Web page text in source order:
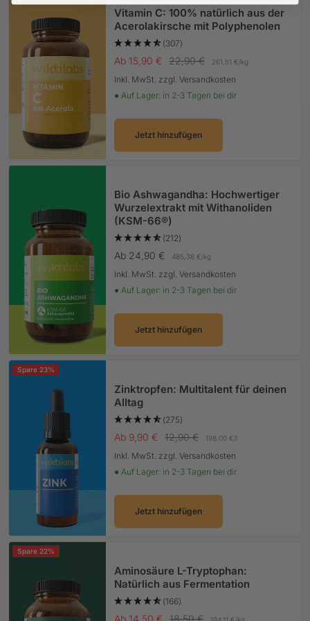
Vitamin C: 100% natürlich aus der
Acerolakirsche mit Polyphenolen
(307)
Angebotspreis
Ab 15,90 € Regulärer Preis
22,90 € 261,51 €/kg
Inkl. MwSt. zzgl. Versandkosten
● Auf Lager: in 2-3 Tagen bei dir
Jetzt hinzufügen
Bio Ashwagandha: Hochwertiger
Wurzelextrakt mit Withanoliden
(KSM-66®)
(212)
Angebotspreis
Ab 24,90 € 485,38 €/kg
Inkl. MwSt. zzgl. Versandkosten
● Auf Lager: in 2-3 Tagen bei dir
Jetzt hinzufügen
Spare 23%
Zinktropfen: Multitalent für deinen
Alltag
(275)
Angebotspreis
Ab 9,90 € Regulärer Preis
12,90 € 198,00 €/l
Inkl. MwSt. zzgl. Versandkosten
● Auf Lager: in 2-3 Tagen bei dir
Jetzt hinzufügen
Spare 22%
Aminosäure L-Tryptophan:
Natürlich aus Fermentation
(166)
Angebotspreis
Ab 14,50 € Regulärer Preis
18,50 €